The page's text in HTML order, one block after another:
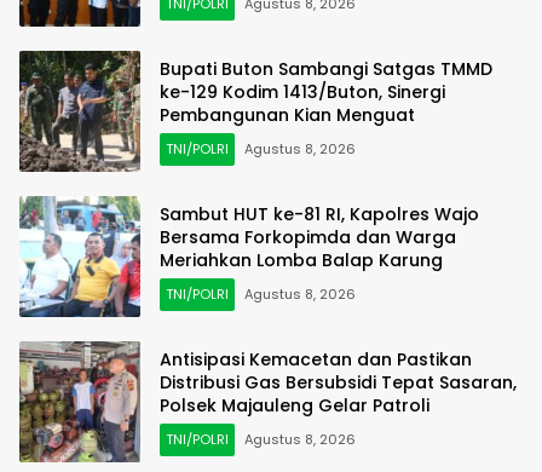
Bupati Buton Sambangi Satgas TMMD
ke-129 Kodim 1413/Buton, Sinergi
Pembangunan Kian Menguat
TNI/POLRI Agustus 8, 2026
Sambut HUT ke-81 RI, Kapolres Wajo
Bersama Forkopimda dan Warga
Meriahkan Lomba Balap Karung
TNI/POLRI Agustus 8, 2026
Antisipasi Kemacetan dan Pastikan
Distribusi Gas Bersubsidi Tepat Sasaran,
Polsek Majauleng Gelar Patroli
TNI/POLRI Agustus 8, 2026